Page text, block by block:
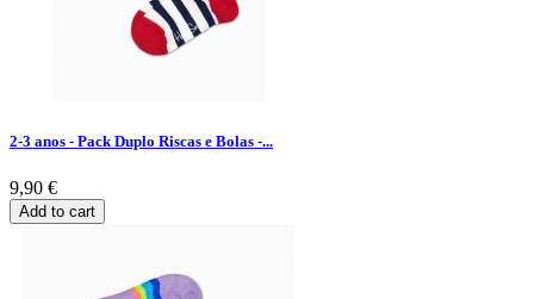
2-3 anos - Pack Duplo Riscas e Bolas -...
9,90 €
Add to cart